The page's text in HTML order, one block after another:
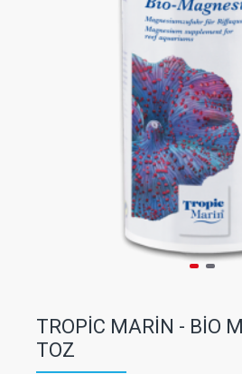
TROPIC MARIN - BIO
TOZ